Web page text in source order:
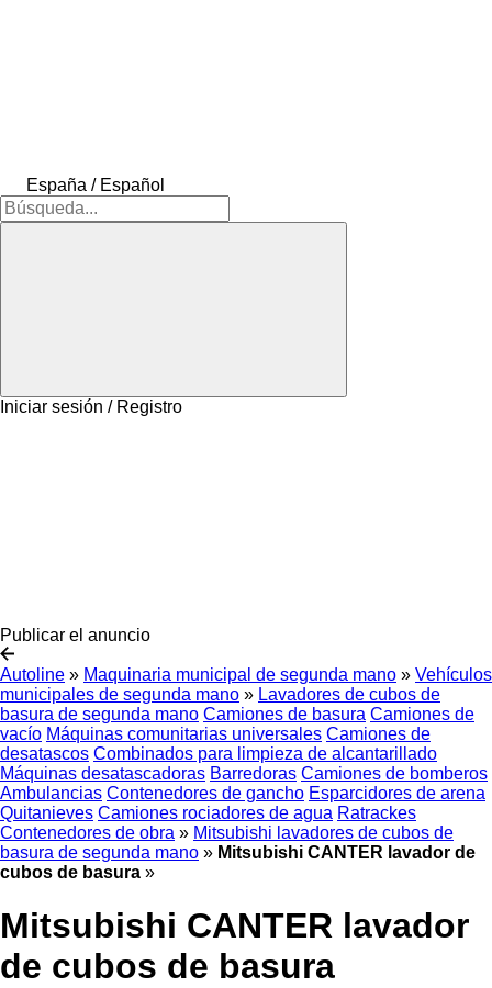
España / Español
Iniciar sesión / Registro
Publicar el anuncio
Autoline » Maquinaria municipal de segunda mano » Vehículos
municipales de segunda mano » Lavadores de cubos de
basura de segunda mano Camiones de basura Camiones de
vacío Máquinas comunitarias universales Camiones de
desatascos Combinados para limpieza de alcantarillado
Máquinas desatascadoras Barredoras Camiones de bomberos
Ambulancias Contenedores de gancho Esparcidores de arena
Quitanieves Camiones rociadores de agua Ratrackes
Contenedores de obra » Mitsubishi lavadores de cubos de
basura de segunda mano » Mitsubishi CANTER lavador de
cubos de basura »
Mitsubishi CANTER lavador
de cubos de basura